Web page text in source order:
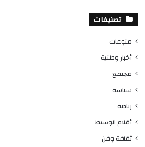
تصنيفات
منوعات
أخبار وطنية
مجتمع
سياسة
رياضة
أقلام الوسيط
ثقافة وفن